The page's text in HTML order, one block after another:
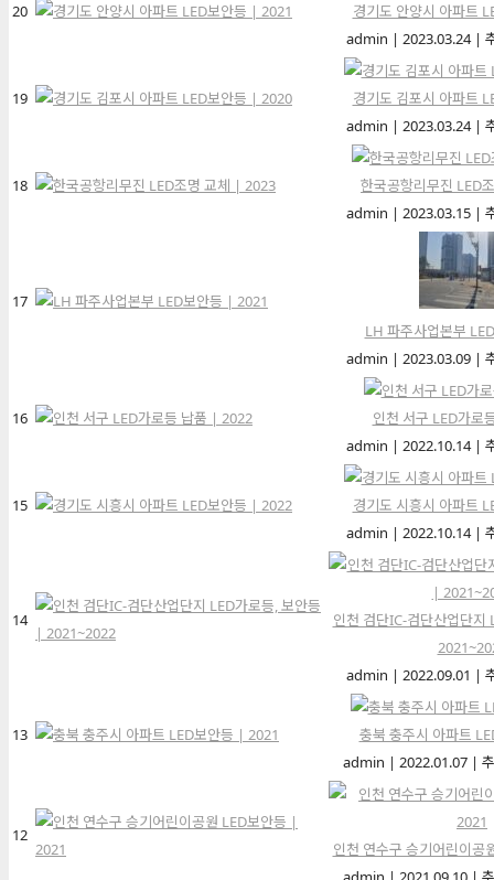
20
경기도 안양시 아파트
admin | 2023.03.24 |
19
경기도 김포시 아파트
admin | 2023.03.24 |
18
한국공항리무진 LED
admin | 2023.03.15 |
17
LH 파주사업본부
admin | 2023.03.09 |
16
인천 서구 LED가로
admin | 2022.10.14 |
15
경기도 시흥시 아파트
admin | 2022.10.14 |
14
인천 검단IC-검단산업단지
admin | 2022.09.01 |
13
충북 충주시 아파트
admin | 2022.01.07 |
12
인천 연수구 승기어린이공